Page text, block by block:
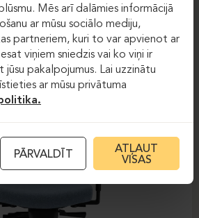
Mēs arī dalāmies informācijā
ar mūsu sociālo mediju,
partneriem, kuri to var apvienot ar
viņiem sniedzis vai ko viņi ir
pakalpojumus. Lai uzzinātu
ar mūsu privātuma
PĀRVALDĪT
ATĻAUT
VISAS